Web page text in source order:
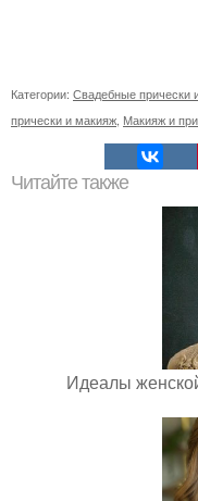
Категории: Свадебные прически
прически и макияж Макияж и
Читайте также
Идеалы